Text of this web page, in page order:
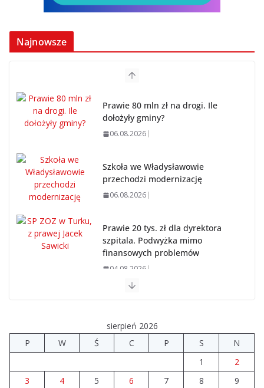
Najnowsze
Prawie 80 mln zł na drogi. Ile
dołożyły gminy?
06.08.2026
Szkoła we Władysławowie
przechodzi modernizację
06.08.2026
Prawie 20 tys. zł dla dyrektora
szpitala. Podwyżka mimo
finansowych problemów
04.08.2026
Wiata Wielkopolska. Dotacje nawet do 300 tys. zł
sierpień 2026
P
W Ś C P S
N
1
2
3
4 5 6 7 8
9